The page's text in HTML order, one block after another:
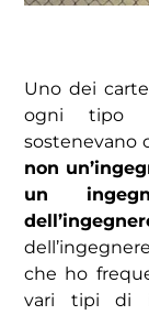
Uno dei
ogni tipo
sostenevano
non
un
che ho
vari tipi di